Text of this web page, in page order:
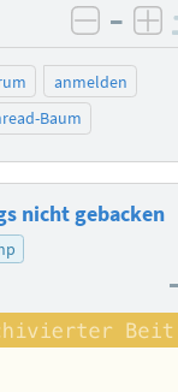
–
anmelden
Baum
nicht gebacken